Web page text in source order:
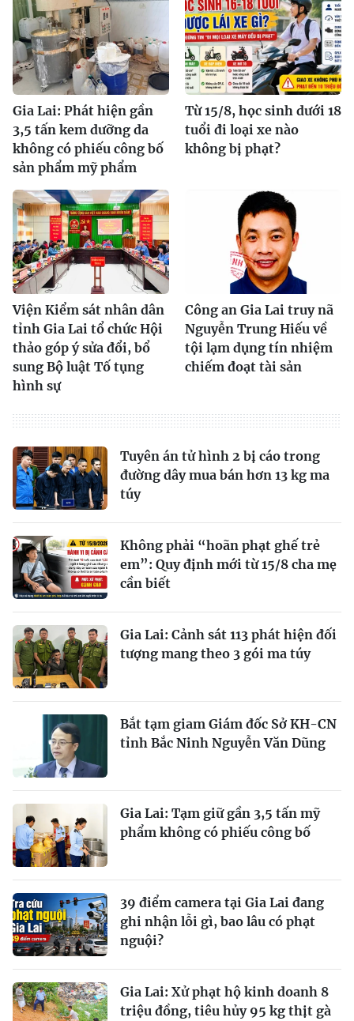
Gia Lai: Phát hiện gần
3,5 tấn kem dưỡng da
không có phiếu công bố
sản phẩm mỹ phẩm
Từ 15/8, học sinh dưới 18
tuổi đi loại xe nào
không bị phạt?
Viện Kiểm sát nhân dân
tỉnh Gia Lai tổ chức Hội
thảo góp ý sửa đổi, bổ
sung Bộ luật Tố tụng
hình sự
Công an Gia Lai truy nã
Nguyễn Trung Hiếu về
tội lạm dụng tín nhiệm
chiếm đoạt tài sản
Tuyên án tử hình 2 bị cáo trong
đường dây mua bán hơn 13 kg ma
túy
Không phải “hoãn phạt ghế trẻ
em”: Quy định mới từ 15/8 cha mẹ
cần biết
Gia Lai: Cảnh sát 113 phát hiện đối
tượng mang theo 3 gói ma túy
Bắt tạm giam Giám đốc Sở KH-CN
tỉnh Bắc Ninh Nguyễn Văn Dũng
Gia Lai: Tạm giữ gần 3,5 tấn mỹ
phẩm không có phiếu công bố
39 điểm camera tại Gia Lai đang
ghi nhận lỗi gì, bao lâu có phạt
nguội?
Gia Lai: Xử phạt hộ kinh doanh 8
triệu đồng, tiêu hủy 95 kg thịt gà